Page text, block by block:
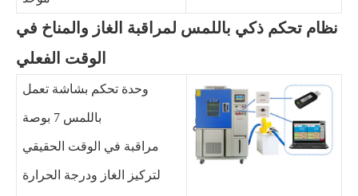
نظام تحكم ذكي باللمس لمراقبة الغاز والمناخ في
الوقت الفعلي
وحدة تحكم بشاشة تعمل
باللمس 7 بوصة
مراقبة في الوقت الحقيقي
لتركيز الغاز ودرجة الحرارة